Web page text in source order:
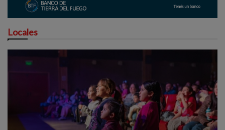
Locales